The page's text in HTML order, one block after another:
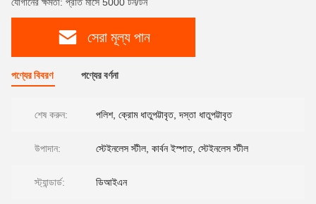
সেরা মূল্য পান
পণ্যের বিবরণ পণ্যের বর্ণনা
শেষ করুন: পলিশ, ক্রোম ধাতুপট্টাবৃত, দস্তা ধাতুপট্টাবৃত
উপাদান: স্টেইনলেস স্টীল, কার্বন ইস্পাত, স্টেইনলেস স্টীল
স্ট্যান্ডার্ড: ডিআইএন